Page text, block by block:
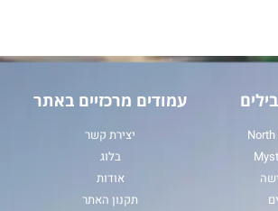
עמודים מרכזיים באתר
יצירת קשר
בלוג
אודות
תקנון האתר